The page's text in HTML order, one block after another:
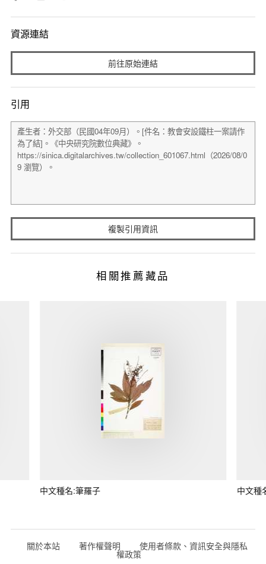
資源連結
前往原始連結
引用
複製引用資訊
相關推薦藏品
中文種名:筆羅子 中文種
關於本站 著作權聲明 使用者條款、資訊安全與隱私
權政策